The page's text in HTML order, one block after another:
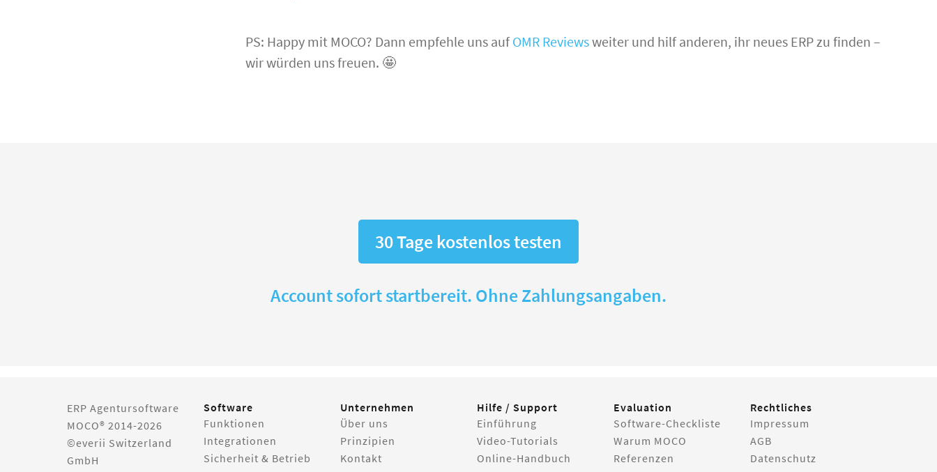
PS: Happy mit MOCO? Dann empfehle uns aufOMR Reviewsweiter und hilf anderen, ihr neues ERP zu finden –
wir würden uns freuen. 🤩
30 Tage kostenlos testen
Account sofort startbereit. Ohne Zahlungsangaben.
ERP Agentursoftware
MOCO® 2014-2026
©everii Switzerland
GmbH
Software
Funktionen
Integrationen
Sicherheit & Betrieb
Unternehmen
Über uns
Prinzipien
Kontakt
Hilfe / Support
Einführung
Video-Tutorials
Online-Handbuch
Evaluation
Software-Checkliste
Warum MOCO
Referenzen
Rechtliches
Impressum
AGB
Datenschutz